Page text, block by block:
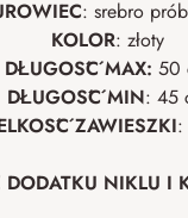
: srebro
KOLOR: złoty
DŁUGOŚĆ MAX: 50
DŁUGOŚĆ MIN: 45
ZAWIESZKI:
DODATKU NIKLU I